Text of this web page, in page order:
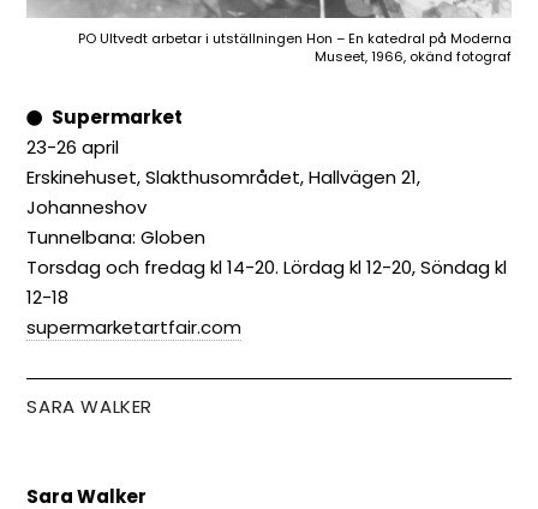
PO Ultvedt arbetar i utställningen Hon – En katedral på Moderna
Museet, 1966, okänd fotograf
Supermarket
23-26 april
Erskinehuset, Slakthusområdet, Hallvägen 21,
Johanneshov
Tunnelbana: Globen
Torsdag och fredag kl 14-20. Lördag kl 12-20, Söndag kl
12-18
supermarketartfair.com
SARA WALKER
Sara Walker